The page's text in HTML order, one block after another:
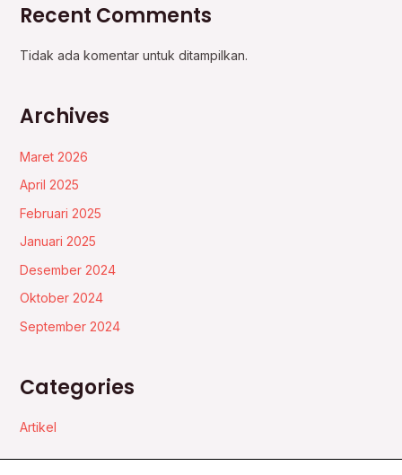
Recent Comments
Tidak ada komentar untuk ditampilkan.
Archives
Maret 2026
April 2025
Februari 2025
Januari 2025
Desember 2024
Oktober 2024
September 2024
Categories
Artikel